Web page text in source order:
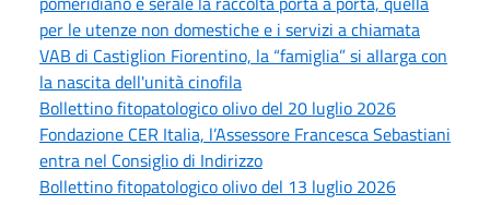
per le utenze non domestiche e i servizi a chiamata
VAB di Castiglion Fiorentino, la “famiglia” si allarga con
la nascita dell'unità cinofila
Bollettino fitopatologico olivo del 20 luglio 2026
Fondazione CER Italia, l’Assessore Francesca Sebastiani
entra nel Consiglio di Indirizzo
Bollettino fitopatologico olivo del 13 luglio 2026